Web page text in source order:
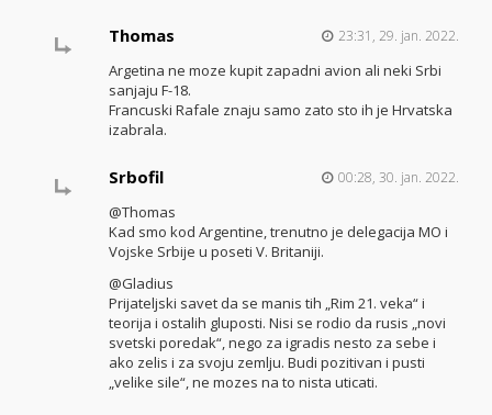
Thomas 23:31, 29. jan. 2022.
Argetina ne moze kupit zapadni avion ali neki Srbi
sanjaju F-18.
Francuski Rafale znaju samo zato sto ih je Hrvatska
izabrala.
Srbofil 00:28, 30. jan. 2022.
@Thomas
Kad smo kod Argentine, trenutno je delegacija MO i
Vojske Srbije u poseti V. Britaniji.
@Gladius
Prijateljski savet da se manis tih „Rim 21. veka“ i
teorija i ostalih gluposti. Nisi se rodio da rusis „novi
svetski poredak“, nego za igradis nesto za sebe i
ako zelis i za svoju zemlju. Budi pozitivan i pusti
„velike sile“, ne mozes na to nista uticati.